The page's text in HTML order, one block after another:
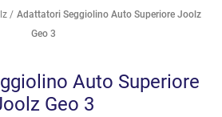
Adattatori Seggiolino Auto Superiore Joolz
Geo 3
Auto Superiore
Geo 3